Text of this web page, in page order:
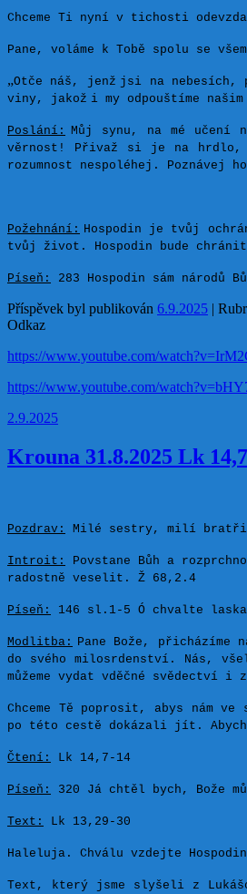
Chceme Ti nyní v tichosti
Pane, voláme k Tobě spolu se
„Otče náš, jenž jsi na nebesích,
viny, jakož i my odpouštíme
Poslání: Můj synu, na mé
věrnost! Přivaž si je na hrdlo,
rozumnost nespoléhej. Poznávej
Požehnání: Hospodin je tvůj
tvůj život. Hospodin bude
Píseň: 283 Hospodin sám národů
Příspěvek byl publikován 6.9.2025 |
Odkaz
https://www.youtube.com/
https://www.youtube.com/
2.9.2025
Krouna 31.8.2025 Lk
Pozdrav: Milé sestry, milí bratři,
Introit:
Povstane Bůh a
radostně veselit. Ž 68,2.4
Píseň: 146 sl.1-5 Ó chvalte
Modlitba: Pane Bože,
do svého milosrdenství. Nás,
můžeme vydat vděčné
Chceme Tě poprosit, abys nám
po této cestě dokázali jít.
Čtení: Lk 14,7-14
Píseň: 320 Já chtěl bych, Bože
Text: Lk 13,29-30
Haleluja. Chválu vzdejte
Text, který jsme slyšeli z